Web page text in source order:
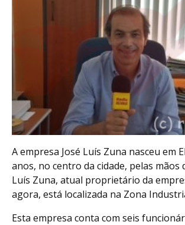
A empresa José Luís Zuna nasceu em
anos, no centro da cidade, pelas mãos
Luís Zuna, atual proprietário da
agora, está localizada na Zona
Esta empresa conta com seis